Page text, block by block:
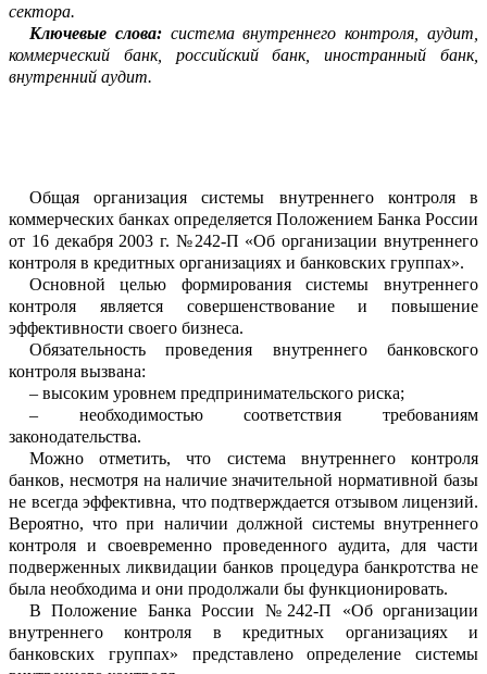
сектора.
Ключевые слова:система внутреннего контроля, аудит,
коммерческий банк, российский банк, иностранный банк,
внутренний аудит.
Общая организация системы внутреннего контроля в
коммерческих банках определяется Положением Банка России
от 16 декабря 2003 г. №242-П «Об организации внутреннего
контроля в кредитных организациях и банковских группах».
Основной целью формирования системы внутреннего
контроля является совершенствование и повышение
эффективности своего бизнеса.
Обязательность проведения внутреннего банковского
контроля вызвана:
– высоким уровнем предпринимательского риска;
–
необходимостью соответствия требованиям
законодательства.
Можно отметить, что система внутреннего контроля
банков, несмотря на наличие значительной нормативной базы
не всегда эффективна, что подтверждается отзывом лицензий.
Вероятно, что при наличии должной системы внутреннего
контроля и своевременно проведенного аудита, для части
подверженных ликвидации банков процедура банкротства не
была необходима и они продолжали бы функционировать.
В Положение Банка России № 242-П «Об организации
внутреннего контроля в кредитных организациях и
банковских группах» представлено определение системы